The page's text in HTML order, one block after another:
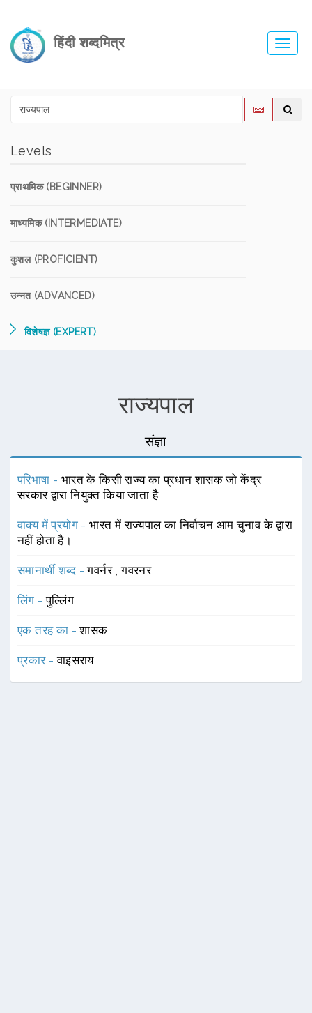
हिंदी शब्दमित्र
Levels
प्राथमिक (BEGINNER)
माध्यमिक (INTERMEDIATE)
कुशल (PROFICIENT)
उन्नत (ADVANCED)
विशेषज्ञ (EXPERT)
राज्यपाल
संज्ञा
परिभाषा - भारत के किसी राज्य का प्रधान शासक जो केंद्र
सरकार द्वारा नियुक्त किया जाता है
वाक्य में प्रयोग -भारत में राज्यपाल का निर्वाचन आम चुनाव के द्वारा
नहीं होता है।
समानार्थी शब्द -गवर्नर ,गवरनर
लिंग -पुल्लिंग
एक तरह का -शासक
प्रकार -वाइसराय